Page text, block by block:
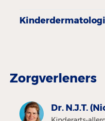
Zorgverleners
Dr. N.J.T.